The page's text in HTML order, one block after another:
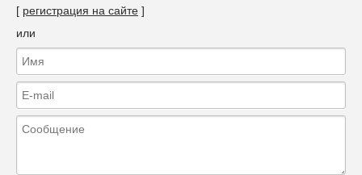
[ регистрация на сайте ]
или